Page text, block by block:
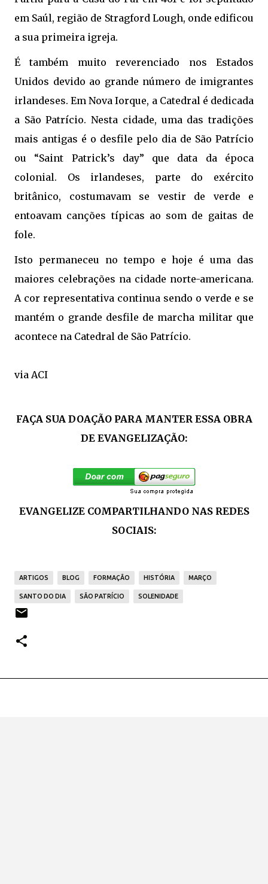
em Saúl, região de Stragford Lough, onde edificou
a sua primeira igreja.
É também muito reverenciado nos Estados
Unidos devido ao grande número de imigrantes
irlandeses. Em Nova Iorque, a Catedral é dedicada
a São Patrício. Nesta cidade, uma das tradições
mais antigas é o desfile pelo dia de São Patrício
ou “Saint Patrick’s day” que data da época
colonial. Os irlandeses, parte do exército
britânico, costumavam se vestir de verde e
entoavam canções típicas ao som de gaitas de
fole.
Isto permaneceu no tempo e hoje é uma das
maiores celebrações na cidade norte-americana.
A cor representativa continua sendo o verde e se
mantém o grande desfile de marcha militar que
acontece na Catedral de São Patrício.
via ACI
FAÇA SUA DOAÇÃO PARA MANTER ESSA OBRA
DE EVANGELIZAÇÃO:
EVANGELIZE COMPARTILHANDO NAS REDES
SOCIAIS:
ARTIGOS BLOG FORMAÇÃO HISTÓRIA MARÇO
SANTO DO DIA SÃO PATRÍCIO SOLENIDADE